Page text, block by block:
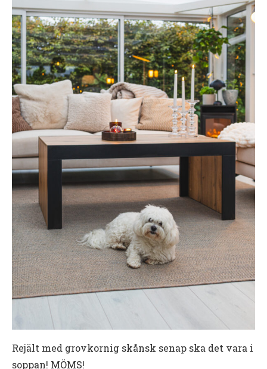
Rejält med grovkornig skånsk senap ska det vara i
soppan! MÖMS!